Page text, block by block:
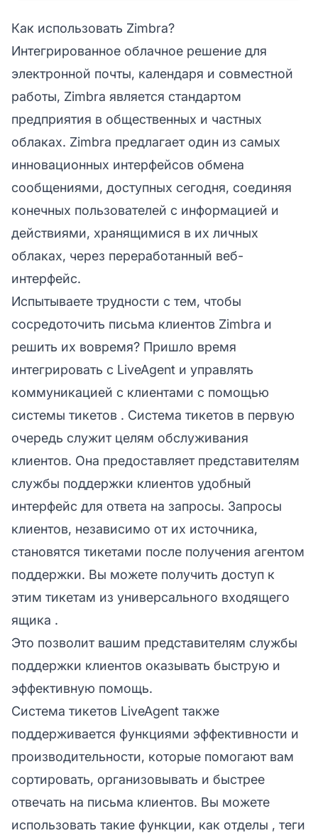
Как использовать Zimbra?
Интегрированное облачное решение для
электронной почты, календаря и совместной
работы, Zimbra является стандартом
предприятия в общественных и частных
облаках. Zimbra предлагает один из самых
инновационных интерфейсов обмена
сообщениями, доступных сегодня, соединяя
конечных пользователей с информацией и
действиями, хранящимися в их личных
облаках, через переработанный веб-
интерфейс.
Испытываете трудности с тем, чтобы
сосредоточить письма клиентов Zimbra и
решить их вовремя? Пришло время
интегрировать с LiveAgent и управлять
коммуникацией с клиентами с помощью
системы тикетов . Система тикетов в первую
очередь служит целям обслуживания
клиентов. Она предоставляет представителям
службы поддержки клиентов удобный
интерфейс для ответа на запросы. Запросы
клиентов, независимо от их источника,
становятся тикетами после получения агентом
поддержки. Вы можете получить доступ к
этим тикетам из универсального входящего
ящика .
Это позволит вашим представителям службы
поддержки клиентов оказывать быструю и
эффективную помощь.
Система тикетов LiveAgent также
поддерживается функциями эффективности и
производительности, которые помогают вам
сортировать, организовывать и быстрее
отвечать на письма клиентов. Вы можете
использовать такие функции, как отделы , теги